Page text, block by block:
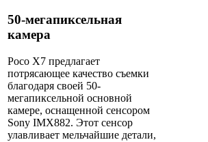
50-мегапиксельная
камера
Poco X7 предлагает
потрясающее качество съемки
благодаря своей 50-
мегапиксельной основной
камере, оснащенной сенсором
Sony IMX882. Этот сенсор
улавливает мельчайшие детали,